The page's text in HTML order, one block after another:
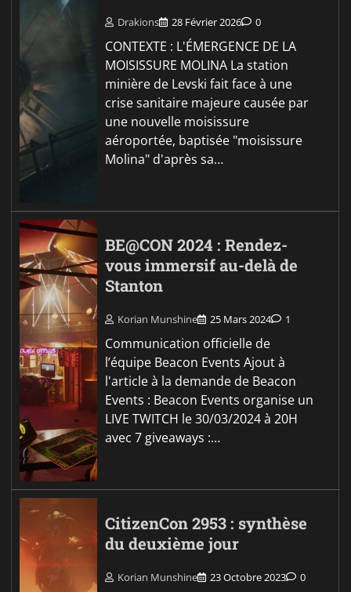
Drakions 28 Février 2026 0
CONTEXTE : L'ÉMERGENCE DE LA
MOISISSURE MOLINA La station
minière de Levski fait face à une
crise sanitaire majeure causée par
une nouvelle moisissure
aéroportée, baptisée "moisissure
Molina" d'après sa…
BE@CON 2024 : Rendez-
vous immersif au-delà de
Stanton
Korian Munshine 25 Mars 2024 1
Communication officielle de
l’équipe Beacon Events Ajout à
l'article à la demande de Beacon
Events : Beacon Events organise un
LIVE TWITCH le 30/03/2024 à 20H
avec 7 giveaways :…
CitizenCon 2953 : synthèse
du deuxième jour
Korian Munshine 23 Octobre 2023 0